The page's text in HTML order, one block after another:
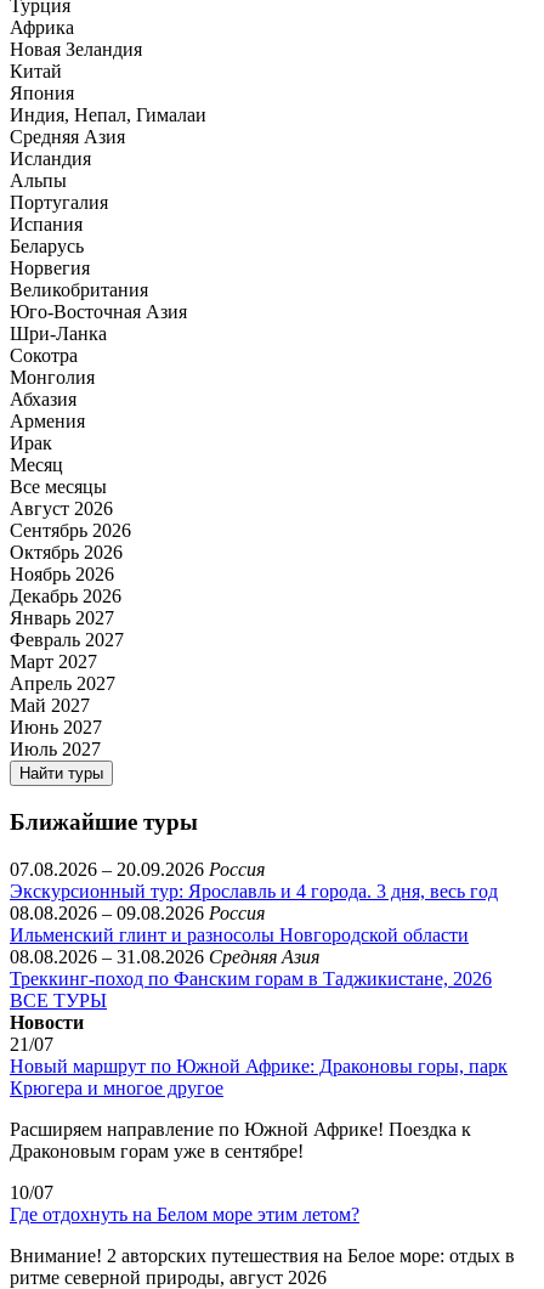
Турция
Африка
Новая Зеландия
Китай
Япония
Индия, Непал, Гималаи
Средняя Азия
Исландия
Альпы
Португалия
Испания
Беларусь
Норвегия
Великобритания
Юго-Восточная Азия
Шри-Ланка
Сокотра
Монголия
Абхазия
Армения
Ирак
Месяц
Все месяцы
Август 2026
Сентябрь 2026
Октябрь 2026
Ноябрь 2026
Декабрь 2026
Январь 2027
Февраль 2027
Март 2027
Апрель 2027
Май 2027
Июнь 2027
Июль 2027
Найти туры
Ближайшие туры
07.08.2026 – 20.09.2026 Россия
Экскурсионный тур: Ярославль и 4 города. 3 дня, весь год
08.08.2026 – 09.08.2026 Россия
Ильменский глинт и разносолы Новгородской области
08.08.2026 – 31.08.2026 Средняя Азия
Треккинг-поход по Фанским горам в Таджикистане, 2026
ВСЕ ТУРЫ
Новости
21/07
Новый маршрут по Южной Африке: Драконовы горы, парк
Крюгера и многое другое
Расширяем направление по Южной Африке! Поездка к
Драконовым горам уже в сентябре!
10/07
Где отдохнуть на Белом море этим летом?
Внимание! 2 авторских путешествия на Белое море: отдых в
ритме северной природы, август 2026